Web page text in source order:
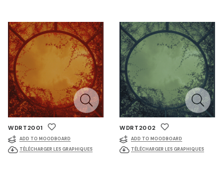
WDRT2001
ADD TO MOODBOARD
TÉLÉCHARGER LES GRAPHIQUES
WDRT2002
ADD TO MOODBOARD
TÉLÉCHARGER LES GRAPHIQUES